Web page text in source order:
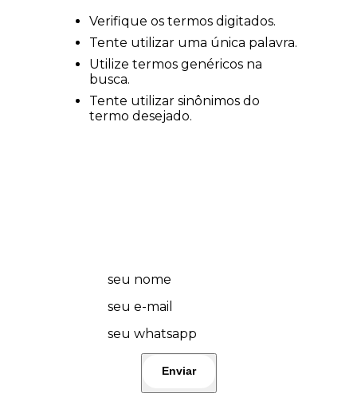
Verifique os termos digitados.
Tente utilizar uma única palavra.
Utilize termos genéricos na
busca.
Tente utilizar sinônimos do
termo desejado.
seu nome
seu e-mail
seu whatsapp